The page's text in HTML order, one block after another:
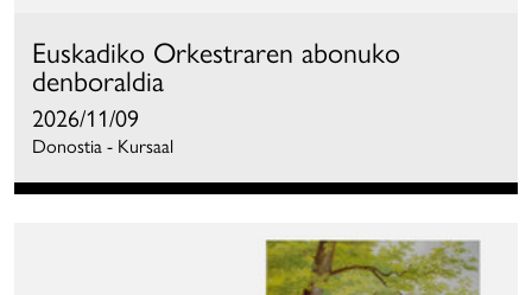
Euskadiko Orkestraren abonuko
denboraldia
2026/11/09
Donostia - Kursaal